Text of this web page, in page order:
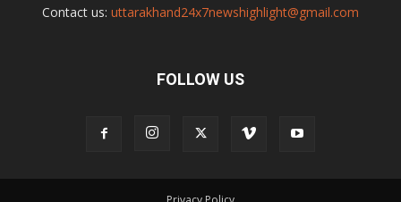
Contact us: uttarakhand24x7newshighlight@gmail.com
FOLLOW US